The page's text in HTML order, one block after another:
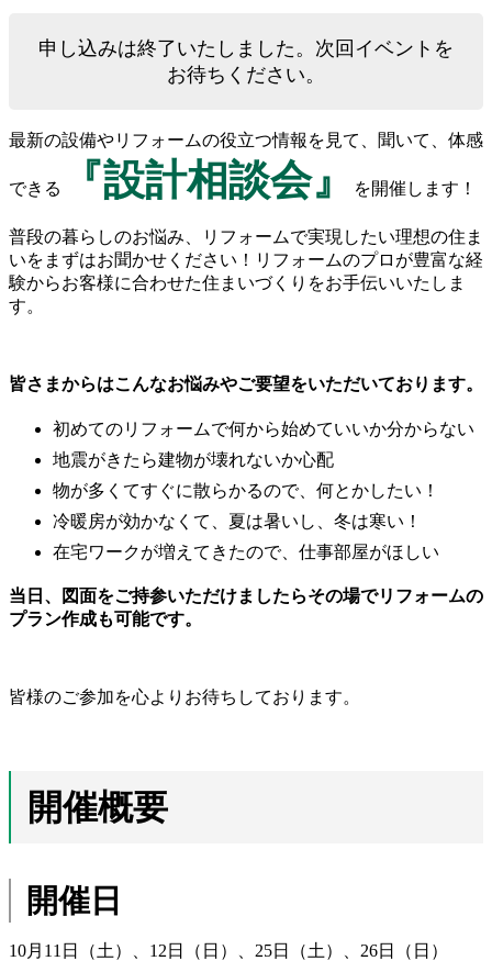
申し込みは終了いたしました。次回イベントを
お待ちください。
最新の設備やリフォームの役立つ情報を見て、聞いて、体感
できる 『設計相談会』 を開催します！
普段の暮らしのお悩み、リフォームで実現したい理想の住ま
いをまずはお聞かせください！リフォームのプロが豊富な経
験からお客様に合わせた住まいづくりをお手伝いいたしま
す。
皆さまからはこんなお悩みやご要望をいただいております。
初めてのリフォームで何から始めていいか分からない
地震がきたら建物が壊れないか心配
物が多くてすぐに散らかるので、何とかしたい！
冷暖房が効かなくて、夏は暑いし、冬は寒い！
在宅ワークが増えてきたので、仕事部屋がほしい
当日、図面をご持参いただけましたらその場でリフォームの
プラン作成も可能です。
皆様のご参加を心よりお待ちしております。
開催概要
開催日
10月11日（土）、12日（日）、25日（土）、26日（日）